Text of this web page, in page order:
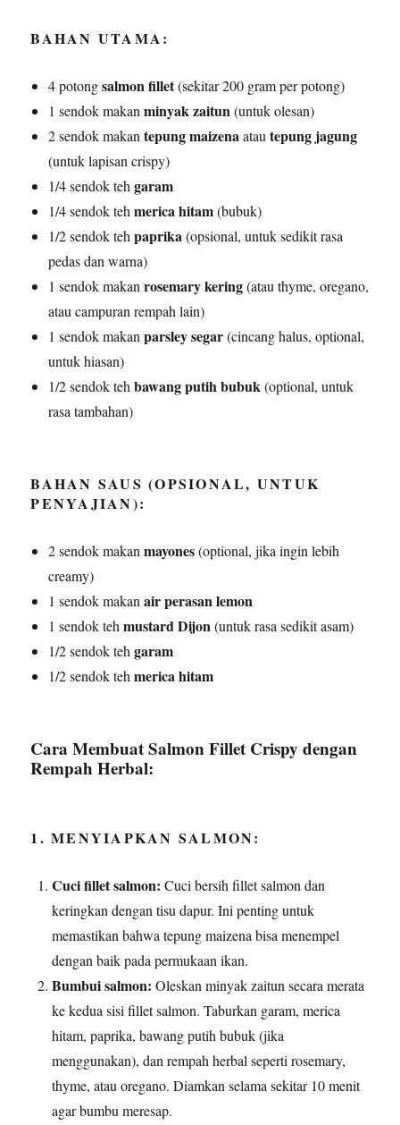
BAHAN UTAMA:
4 potongsalmon fillet(sekitar 200 gram per potong)
1 sendok makanminyak zaitun(untuk olesan)
2 sendok makantepung maizenaatautepung jagung
(untuk lapisan crispy)
1/4 sendok tehgaram
1/4 sendok tehmerica hitam(bubuk)
1/2 sendok tehpaprika(opsional, untuk sedikit rasa
pedas dan warna)
1 sendok makanrosemary kering(atau thyme, oregano,
atau campuran rempah lain)
1 sendok makanparsley segar(cincang halus, optional,
untuk hiasan)
1/2 sendok tehbawang putih bubuk(optional, untuk
rasa tambahan)
BAHAN SAUS (OPSIONAL, UNTUK
PENYAJIAN):
2 sendok makanmayones(optional, jika ingin lebih
creamy)
1 sendok makanair perasan lemon
1 sendok tehmustard Dijon(untuk rasa sedikit asam)
1/2 sendok tehgaram
1/2 sendok tehmerica hitam
Cara Membuat Salmon Fillet Crispy dengan
Rempah Herbal:
1. MENYIAPKAN SALMON:
Cuci fillet salmon: Cuci bersih fillet salmon dan
keringkan dengan tisu dapur. Ini penting untuk
memastikan bahwa tepung maizena bisa menempel
dengan baik pada permukaan ikan.
Bumbui salmon: Oleskan minyak zaitun secara merata
ke kedua sisi fillet salmon. Taburkan garam, merica
hitam, paprika, bawang putih bubuk (jika
menggunakan), dan rempah herbal seperti rosemary,
thyme, atau oregano. Diamkan selama sekitar 10 menit
agar bumbu meresap.